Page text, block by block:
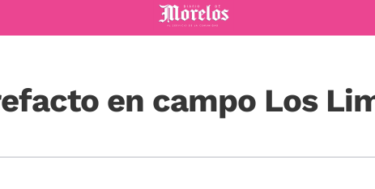
Diario de Morelos
en campo Los